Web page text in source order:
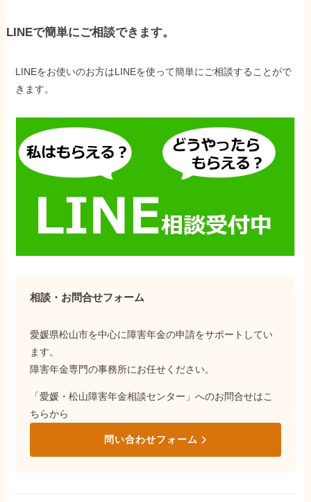
LINEで簡単にご相談できます。
LINEをお使いのお方はLINEを使って簡単にご相談することがで
きます。
相談・お問合せフォーム
愛媛県松山市を中心に障害年金の申請をサポートしてい
ます。
障害年金専門の事務所にお任せください。
「愛媛・松山障害年金相談センター」へのお問合せはこ
ちらから
問い合わせフォーム